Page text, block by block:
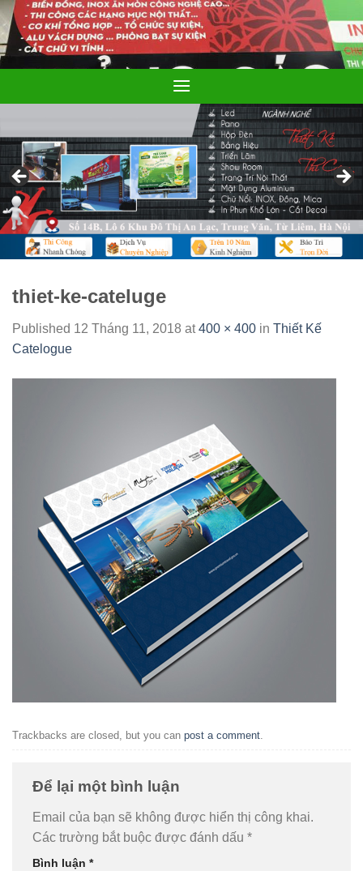
Skip
to
content
thiet-ke-cateluge
Published 12 Tháng 11, 2018 at400 × 400 in Thiết Kế
Catelogue
Trackbacks are closed, but you can post a comment
Để lại một bình luận
Email của bạn sẽ không được hiển thị công khai.
Các trường bắt buộc được đánh dấu *
Bình luận *